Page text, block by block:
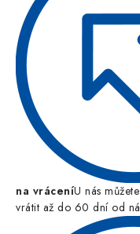
na vráceníU nás
vrátit až do 60 dní od